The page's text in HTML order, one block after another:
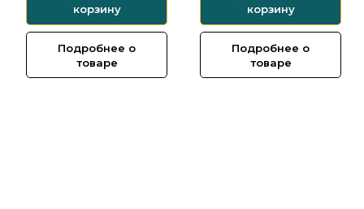
корзину
Подробнее о
товаре
корзину
Подробнее о
товаре